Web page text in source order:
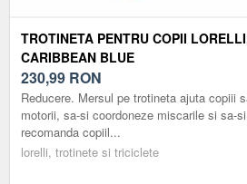
TROTINETA PENTRU COPII
CARIBBEAN BLUE
230,99 RON
Reducere. Mersul pe trotineta ajuta copiii
motorii, sa-si coordoneze miscarile si sa-
recomanda copiil...
lorelli, trotinete si triciclete